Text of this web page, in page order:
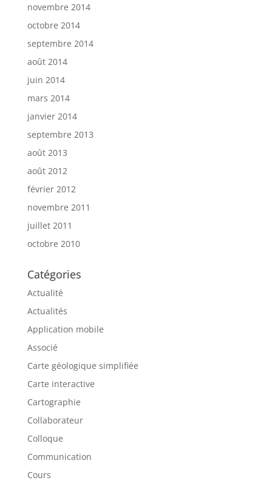
novembre 2014
octobre 2014
septembre 2014
août 2014
juin 2014
mars 2014
janvier 2014
septembre 2013
août 2013
août 2012
février 2012
novembre 2011
juillet 2011
octobre 2010
Catégories
Actualité
Actualités
Application mobile
Associé
Carte géologique simplifiée
Carte interactive
Cartographie
Collaborateur
Colloque
Communication
Cours